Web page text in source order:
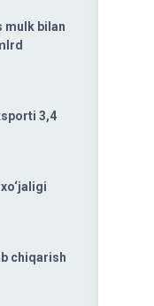
mulk bilan
3,4
chiqarish